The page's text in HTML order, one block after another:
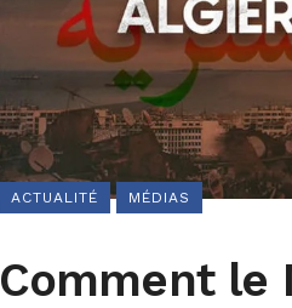
ACTUALITÉ MÉDIAS
Comment le